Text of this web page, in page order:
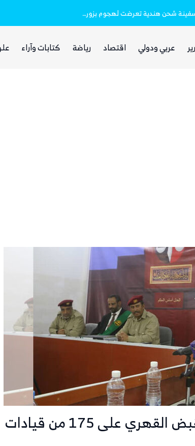
خفر السواحل والبحرية اليمنية ينقذان طاقم سفينة شحن هندية تعرضت لهجوم بزورق مفخخ بينما يجوع اليمنيون..
عربي ودولي اقتصاد رياضة كتابات وآراء
محكمة عسكرية تقرر إلقاء القبض القهري على 175 من قيادات